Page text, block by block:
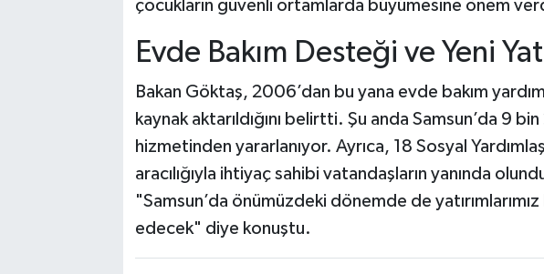
çocukların güvenli ortamlarda büyümesine önem
Evde Bakım Desteği ve Yeni
Bakan Göktaş, 2006’dan bu yana evde bakım
kaynak aktarıldığını belirtti. Şu anda Samsun’da 9
hizmetinden yararlanıyor. Ayrıca, 18 Sosyal
aracılığıyla ihtiyaç sahibi vatandaşların yanında
"Samsun’da önümüzdeki dönemde de
edecek" diye konuştu.